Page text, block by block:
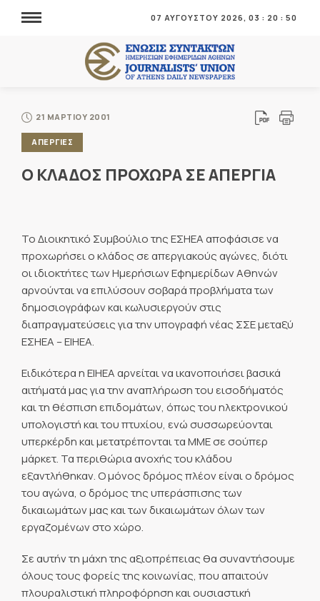
07 ΑΥΓΟΥΣΤΟΥ 2026, 03 : 20 : 51
21 ΜΑΡΤΙΟΥ 2001
ΑΠΕΡΓΙΕΣ
Ο ΚΛΑΔΟΣ ΠΡΟΧΩΡΑ ΣΕ ΑΠΕΡΓΙΑ
Το Διοικητικό Συμβούλιο της ΕΣΗΕΑ αποφάσισε να
προχωρήσει ο κλάδος σε απεργιακούς αγώνες, διότι
οι ιδιοκτήτες των Ημερήσιων Εφημερίδων Αθηνών
αρνούνται να επιλύσουν σοβαρά προβλήματα των
δημοσιογράφων και κωλυσιεργούν στις
διαπραγματεύσεις για την υπογραφή νέας ΣΣΕ μεταξύ
ΕΣΗΕΑ – ΕΙΗΕΑ.
Ειδικότερα η ΕΙΗΕΑ αρνείται να ικανοποιήσει βασικά
αιτήματά μας για την αναπλήρωση του εισοδήματός
και τη θέσπιση επιδομάτων, όπως του ηλεκτρονικού
υπολογιστή και του πτυχίου, ενώ συσσωρεύονται
υπερκέρδη και μετατρέπονται τα ΜΜΕ σε σούπερ
μάρκετ. Τα περιθώρια ανοχής του κλάδου
εξαντλήθηκαν. Ο μόνος δρόμος πλέον είναι ο δρόμος
του αγώνα, ο δρόμος της υπεράσπισης των
δικαιωμάτων μας και των δικαιωμάτων όλων των
εργαζομένων στο χώρο.
Σε αυτήν τη μάχη της αξιοπρέπειας θα συναντήσουμε
όλους τους φορείς της κοινωνίας, που απαιτούν
πλουραλιστική πληροφόρηση και ουσιαστική